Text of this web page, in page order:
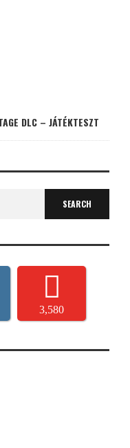
DLC – JÁTÉKTESZT
3,580